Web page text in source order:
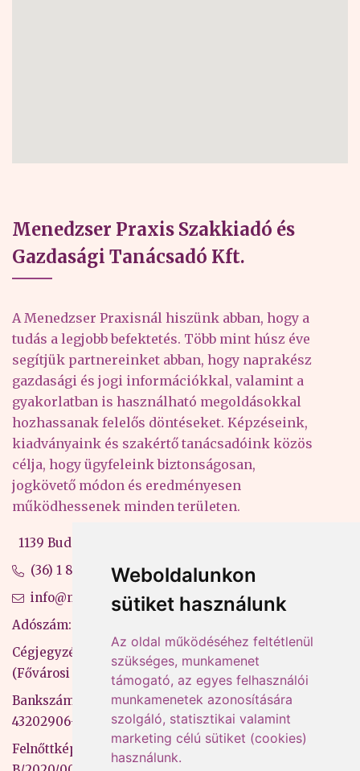
Weboldalunkon
sütiket használunk
Az oldal működéséhez feltétlenül
szükséges, munkamenet
támogató, az egyes felhasználói
munkamenetek azonosítására
szolgáló, statisztikai valamint
marketing célú sütiket (cookies)
használunk.
Menedzser Praxis Szakkiadó és
Gazdasági Tanácsadó Kft.
A Menedzser Praxisnál hiszünk abban, hogy a
tudás a legjobb befektetés. Több mint húsz éve
segítjük partnereinket abban, hogy naprakész
gazdasági és jogi információkkal, valamint a
gyakorlatban is használható megoldásokkal
hozhassanak felelős döntéseket. Képzéseink,
kiadványaink és szakértő tanácsadóink közös
célja, hogy ügyfeleink biztonságosan,
jogkövető módon és eredményesen
működhessenek minden területen.
1139 Budapest, Váci út 99-105. 4. em.
(36) 1 880 76 00
info@mprx.hu
Adószám: 13598145-2-41
Cégjegyzékszám: 01-09-883770
(Fővárosi Bíróság)
Bankszámlaszám: CIB Bank, 10700581-
43202906-51100005
Felnőttképzési nyilvántartási szám: